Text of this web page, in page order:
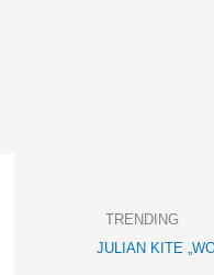
TRENDING
JULIAN KITE